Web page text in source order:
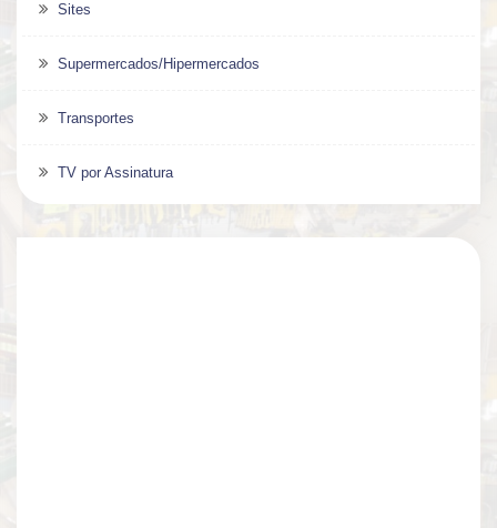
Sites
Supermercados/Hipermercados
Transportes
TV por Assinatura